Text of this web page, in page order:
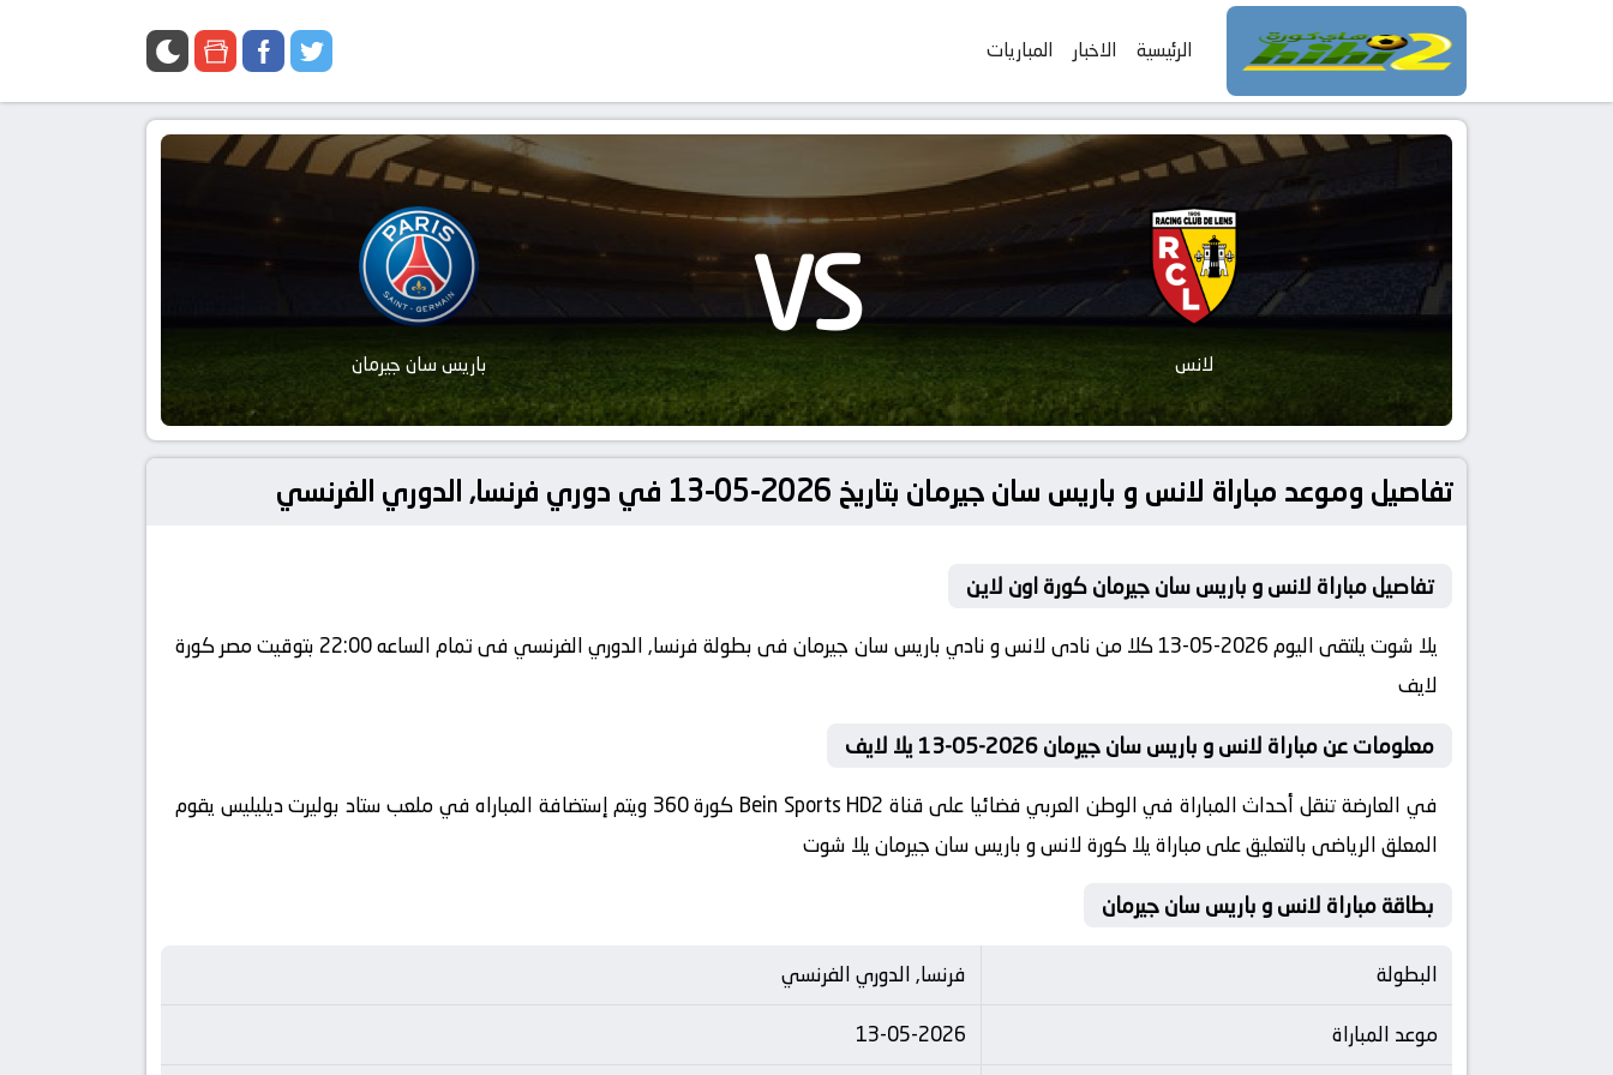
الرئيسية الاخبار المباريات
لانس VS باريس سان جيرمان
تفاصيل وموعد مباراة لانس و باريس سان جيرمان بتاريخ 2026-05-13 في دوري فرنسا, الدوري الفرنسي
تفاصيل مباراة لانس و باريس سان جيرمان كورة اون لاين
يلا شوت يلتقى اليوم 2026-05-13 كلا من نادى لانس و نادي باريس سان جيرمان فى بطولة فرنسا, الدوري الفرنسي فى تمام الساعه 22:00 بتوقيت مصر كورة
لايف
معلومات عن مباراة لانس و باريس سان جيرمان 2026-05-13 يلا لايف
في العارضة تنقل أحداث المباراة في الوطن العربي فضائيا على قناة Bein Sports HD2 كورة 360 ويتم إستضافة المباراه في ملعب ستاد بوليرت ديليليس يقوم
المعلق الرياضى بالتعليق على مباراة يلا كورة لانس و باريس سان جيرمان يلا شوت
بطاقة مباراة لانس و باريس سان جيرمان
البطولة
فرنسا, الدوري الفرنسي
موعد المباراة
13-05-2026